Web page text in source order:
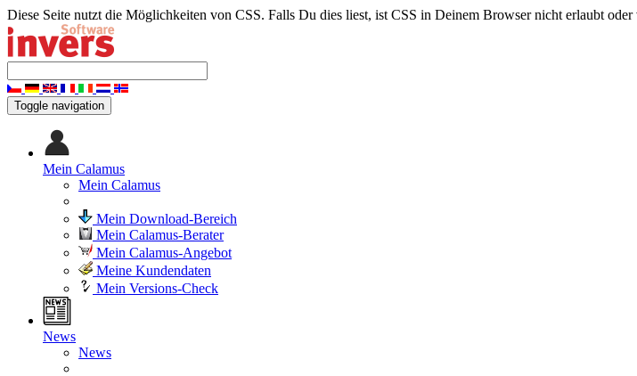
Diese Seite nutzt die Möglichkeiten von CSS. Falls Du dies liest, ist CSS in Deinem Browser nicht erlaubt
Toggle navigation
Mein Calamus
Mein Calamus
Mein Download-Bereich
Mein Calamus-Berater
Mein Calamus-Angebot
Meine Kundendaten
Mein Versions-Check
News
News